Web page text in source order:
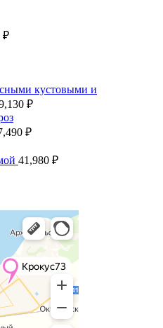
₽
кустовыми и
₽
₽
41,980 ₽